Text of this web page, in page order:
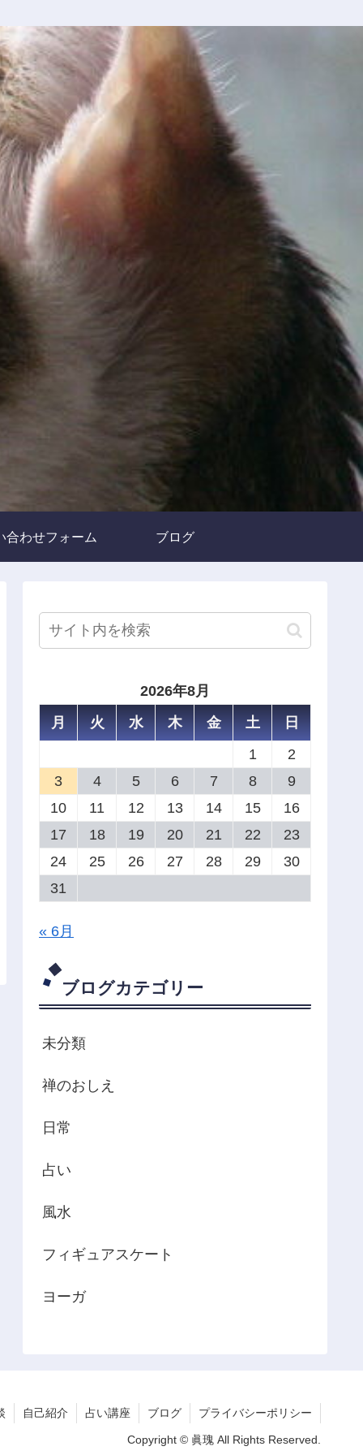
合わせフォーム ブログ
2026年8月
月
火 水 木 金 土
日
1
2
3
4 5 6 7 8
9
10
11 12 13 14 15
16
17
18 19 20 21 22
23
24
25 26 27 28 29
30
31
« 6月
ブログカテゴリー
未分類
禅のおしえ
日常
占い
風水
フィギュアスケート
ヨーガ
自己紹介 占い講座 ブログ プライバシーポリシー
Copyright © 眞瑰 All Rights Reserved.